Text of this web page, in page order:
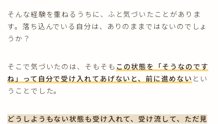
そんな経験を重ねるうちに、ふと気づいたことがありま
す。落ち込んでいる自分は、ありのままではないのでしょ
うか？
そこで気づいたのは、そもそも この状態を「そうなのです
ね」って自分で受け入れてあげないと、前に進めない とい
うことでした。
どうしようもない状態も受け入れて、受け流して、ただ見